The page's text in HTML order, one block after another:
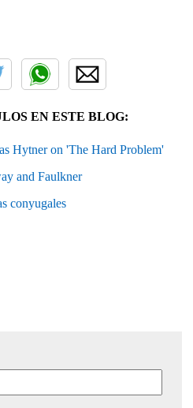
EN ESTE BLOG:
Hytner on 'The Hard Problem'
and Faulkner
conyugales